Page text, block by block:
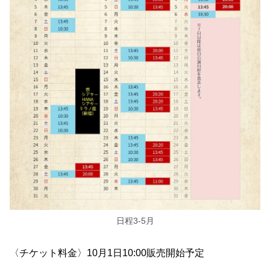
日程3-5月
〈チケット料金〉10月1日10:00販売開始予定